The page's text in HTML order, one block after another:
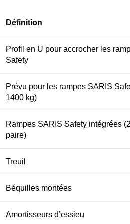
Définition
Profil en U pour accrocher les
Safety
Prévu pour les rampes SARIS
1400 kg)
Rampes SARIS Safety intégrées
paire)
Treuil
Béquilles montées
Amortisseurs d’essieu